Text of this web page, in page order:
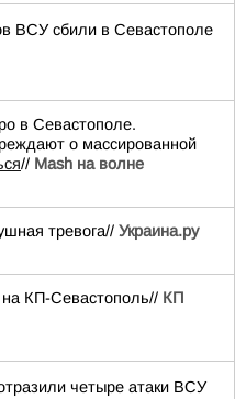
ВСУ сбили в Севастополе
в Севастополе.
о массированной
// Mash на волне
тревога// Украина.ру
КП-Севастополь// КП
четыре атаки ВСУ